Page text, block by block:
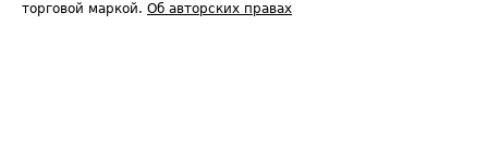
торговой маркой. Об авторских правах